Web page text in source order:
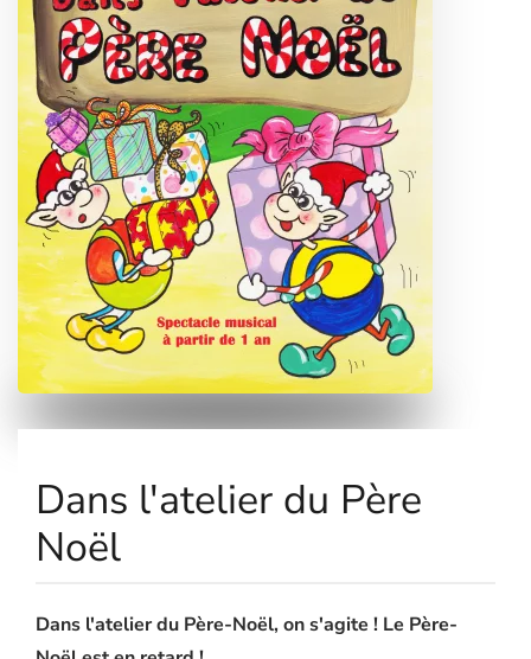
Dans l'atelier du Père
Noël
Dans l'atelier du Père-Noël, on s'agite ! Le Père-